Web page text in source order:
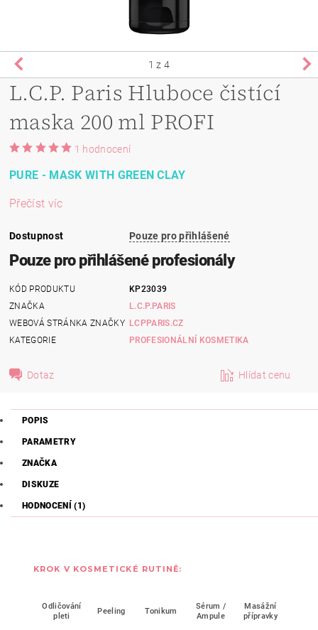
1 z 4
L.C.P. Paris Hluboce čistící
maska 200 ml PROFI
1 hodnocení
PURE - MASK WITH GREEN CLAY
Přečíst víc
Dostupnost Pouze pro přihlášené
Pouze pro přihlášené profesionály
KÓD PRODUKTU
KP23039
ZNAČKA
L.C.P.PARIS
WEBOVÁ STRÁNKA ZNAČKY LCPPARIS.CZ
KATEGORIE
PROFESIONÁLNÍ KOSMETIKA
Dotaz Hlídat cenu
POPIS
PARAMETRY
ZNAČKA
DISKUZE
HODNOCENÍ (1)
KROK V KOSMETICKÉ RUTINĚ:
Odličování
pleti
Peeling Tonikum
Sérum /
Ampule
Masážní
přípravky